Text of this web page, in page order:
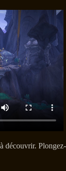
découvrir. Plongez-